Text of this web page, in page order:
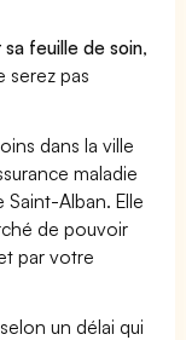
sa feuille de soin,
serez pas
dans la ville
maladie
Alban. Elle
de pouvoir
par votre
un délai qui